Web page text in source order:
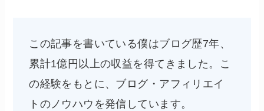
この記事を書いている僕はブログ歴7年、
累計1億円以上の収益を得てきました。こ
の経験をもとに、ブログ・アフィリエイ
トのノウハウを発信しています。